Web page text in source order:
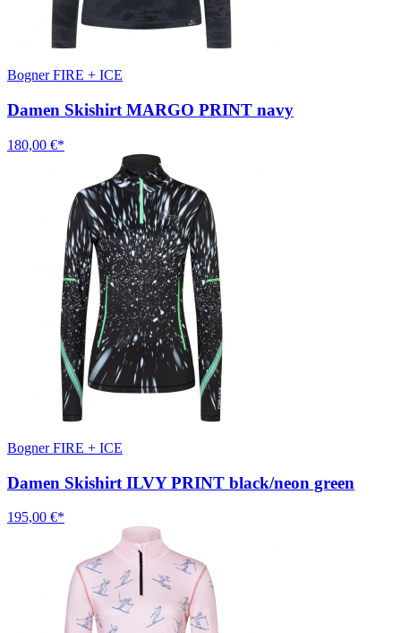
Bogner FIRE + ICE
Damen Skishirt MARGO PRINT navy
180,00 €*
Bogner FIRE + ICE
Damen Skishirt ILVY PRINT black/neon green
195,00 €*